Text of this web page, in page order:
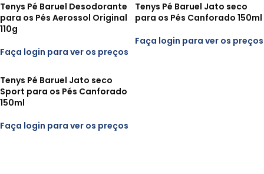
Tenys Pé Baruel Desodorante
para os Pés Aerossol Original
110g
Faça login para ver os preços
Tenys Pé Baruel Jato seco
para os Pés Canforado 150ml
Faça login para ver os preços
Tenys Pé Baruel Jato seco
Sport para os Pés Canforado
150ml
Faça login para ver os preços